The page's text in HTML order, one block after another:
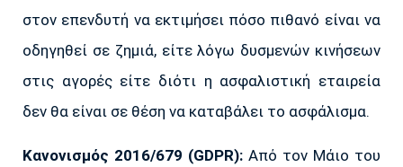
στον επενδυτή να εκτιμήσει πόσο πιθανό είναι να
οδηγηθεί σε ζημιά, είτε λόγω δυσμενών κινήσεων
στις αγορές είτε διότι η ασφαλιστική εταιρεία
δεν θα είναι σε θέση να καταβάλει το ασφάλισμα.
Κανονισμός 2016/679 (GDPR): Από τον Μάιο του